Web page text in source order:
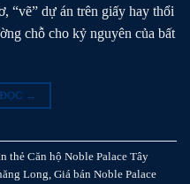
“vẽ” dự án trên giấy hay thổi
chỗ cho kỷ nguyên của bất
→
thẻ Căn hộ Noble Palace Tây
Long, Giá bán Noble Palace